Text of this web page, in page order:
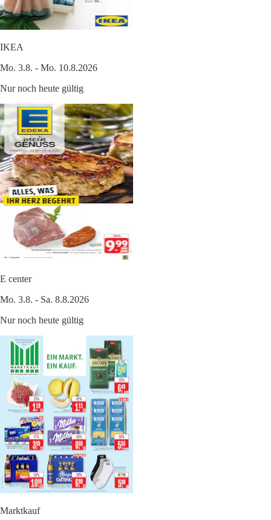
IKEA
Mo. 3.8. - Mo. 10.8.2026
Nur noch heute gültig
E center
Mo. 3.8. - Sa. 8.8.2026
Nur noch heute gültig
Marktkauf